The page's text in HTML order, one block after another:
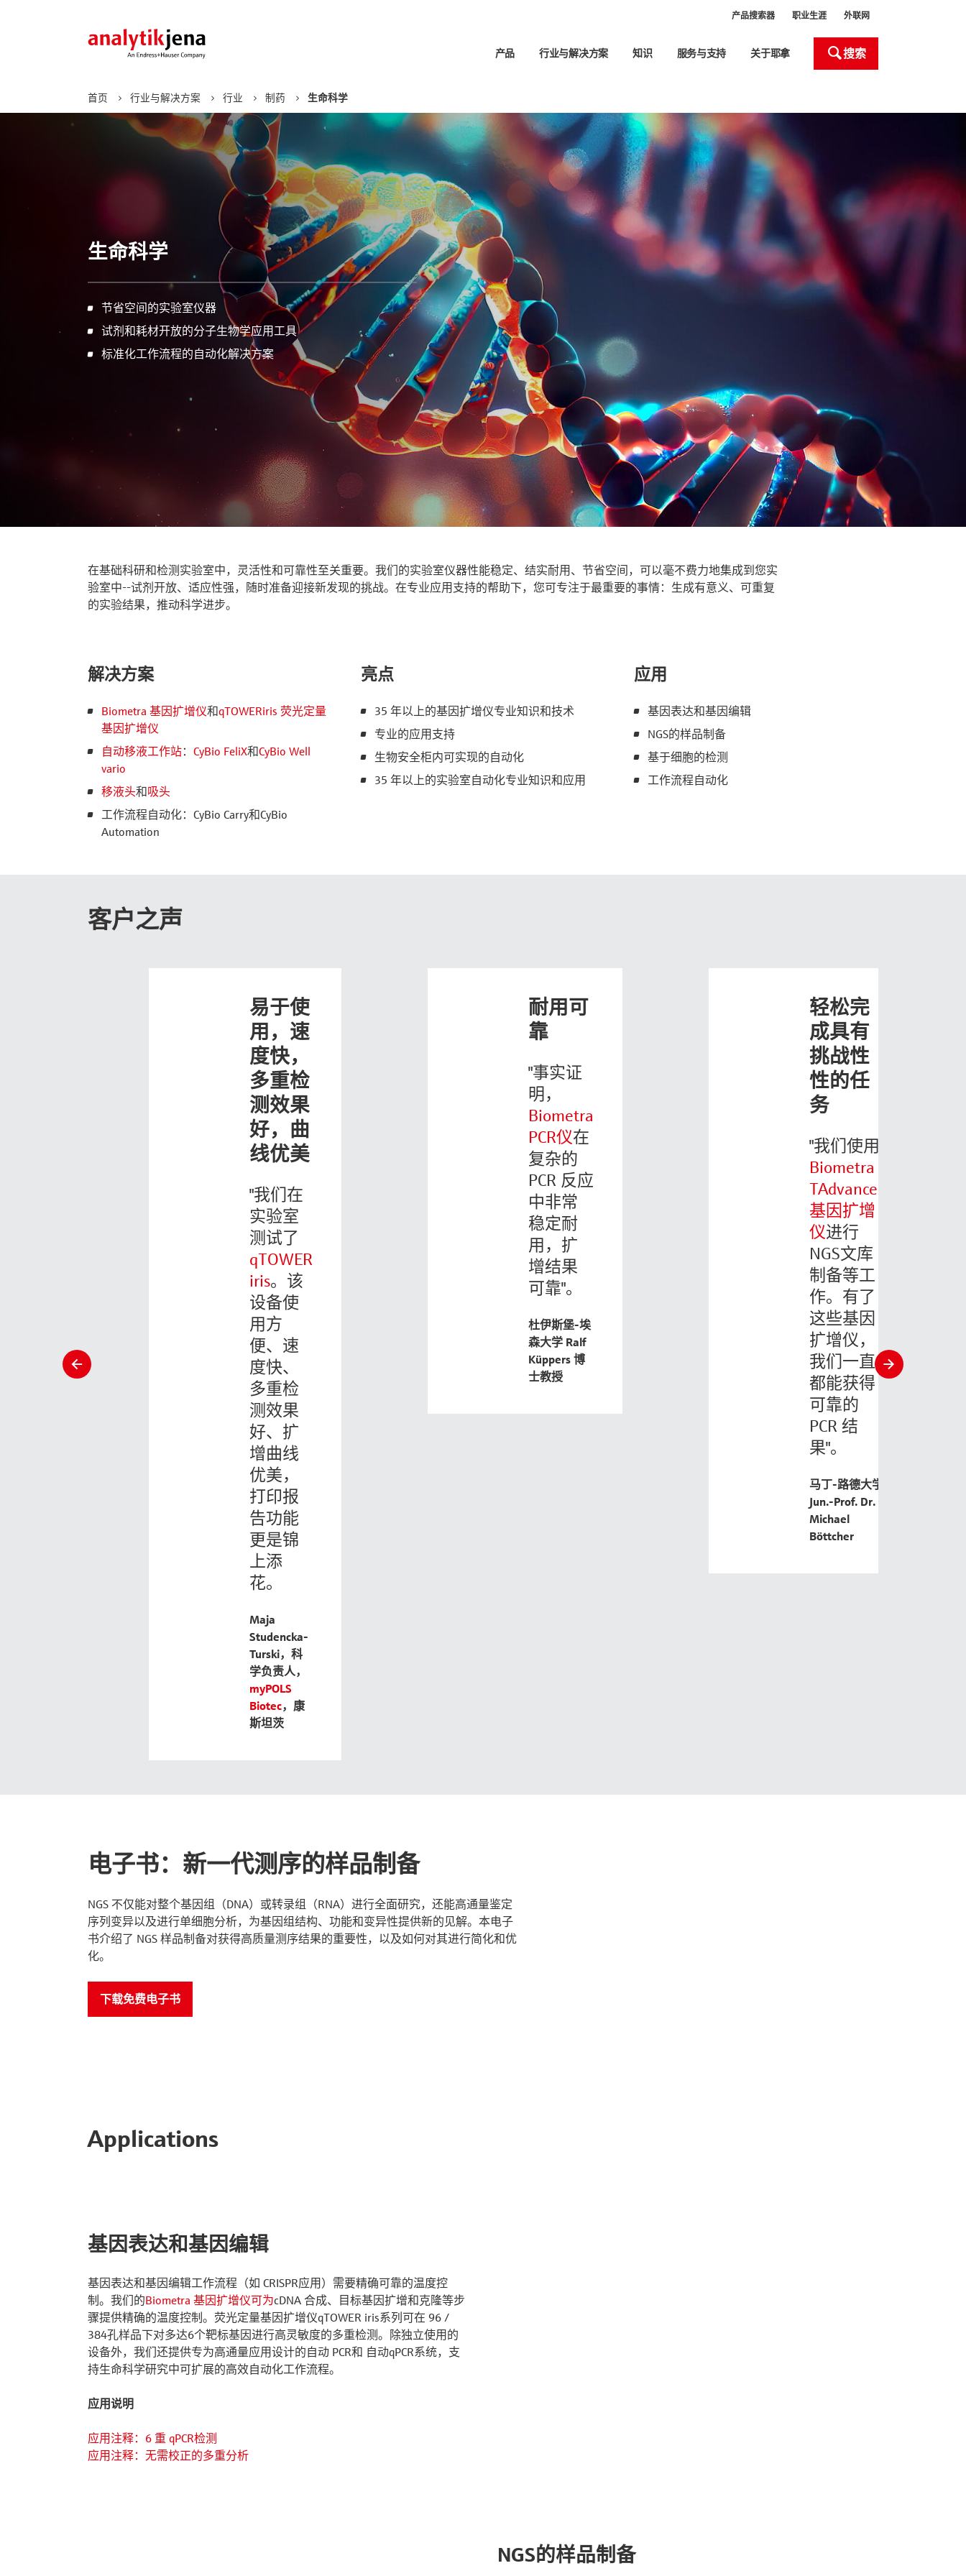
产品搜索器 职业生涯 外联网
搜索
产品
AAS
ICP-MS
分子光谱
TOC/TNb-HTCO
样品引入
分离和提取
样品制备
加热和混合
PCR 和 qPCR 热循环仪
热循环仪 (PCR)
实时热循环仪 (qPCR)
液体处理和自动化
实验室设备
实验室器皿处理
自动化液体处理器 (ALH)
移液头
自动化液体处理工作站移液枪头
产品
行业与解决方案
地质、采矿和金属
物种分析
MALDI-TOF-MS
核酸提取
FeliX 应用概述
自动处理临床样本
CyBio FeliX SELECT Head移液头
应用聚焦
NGS 样品制备
锂离子电池的生命周期
化学品回收
磷分析
卤素测定
从矿石到金属
膜蛋白纯化和分析
产品搜索器
了解更多
知识
产品搜索器
了解更多
服务与支持
服务联系人
关于耶拿
新闻
图像和徽标
全球联系方式
职业生涯
了解更多
首页 行业与解决方案 行业 制药 生命科学
生命科学
节省空间的实验室仪器
试剂和耗材开放的分子生物学应用工具
标准化工作流程的自动化解决方案
在基础科研和检测实验室中，灵活性和可靠性至关重要。我们的实验室仪器性能稳定、结实耐用、节省空间，可以毫不费力地集成到您实
验室中--试剂开放、适应性强，随时准备迎接新发现的挑战。在专业应用支持的帮助下，您可专注于最重要的事情：生成有意义、可重复
的实验结果，推动科学进步。
解决方案
Biometra 基因扩增仪和qTOWERiris 荧光定量
基因扩增仪
自动移液工作站：CyBio FeliX和CyBio Well
vario
移液头和吸头
工作流程自动化：CyBio Carry和CyBio
Automation
亮点
35 年以上的基因扩增仪专业知识和技术
专业的应用支持
生物安全柜内可实现的自动化
35 年以上的实验室自动化专业知识和应用
应用
基因表达和基因编辑
NGS的样品制备
基于细胞的检测
工作流程自动化
客户之声
易于使
用，速
度快，
多重检
测效果
好，曲
线优美
"我们在
实验室
测试了
qTOWER
iris。该
设备使
用方
便、速
度快、
多重检
测效果
好、扩
增曲线
优美，
打印报
告功能
更是锦
上添
花。
Maja
Studencka-
Turski，科
学负责人，
myPOLS
Biotec，康
斯坦茨
耐用可
靠
"事实证
明，
Biometra
PCR仪在
复杂的
PCR 反应
中非常
稳定耐
用，扩
增结果
可靠"。
杜伊斯堡-埃
森大学 Ralf
Küppers 博
士教授
轻松完
成具有
挑战性
性的任
务
"我们使用
Biometra
TAdvanced
基因扩增
仪进行
NGS文库
制备等工
作。有了
这些基因
扩增仪，
我们一直
都能获得
可靠的
PCR 结
果"。
马丁-路德大学
Jun.-Prof. Dr.
Michael
Böttcher
slide
left
slide
right
电子书：新一代测序的样品制备
NGS 不仅能对整个基因组（DNA）或转录组（RNA）进行全面研究，还能高通量鉴定
序列变异以及进行单细胞分析，为基因组结构、功能和变异性提供新的见解。本电子
书介绍了 NGS 样品制备对获得高质量测序结果的重要性，以及如何对其进行简化和优
化。
下载免费电子书
Applications
基因表达和基因编辑
基因表达和基因编辑工作流程（如 CRISPR应用）需要精确可靠的温度控
制。我们的Biometra 基因扩增仪可为cDNA 合成、目标基因扩增和克隆等步
骤提供精确的温度控制。荧光定量基因扩增仪qTOWER iris系列可在 96 /
384孔样品下对多达6个靶标基因进行高灵敏度的多重检测。除独立使用的
设备外，我们还提供专为高通量应用设计的自动 PCR和 自动qPCR系统，支
持生命科学研究中可扩展的高效自动化工作流程。
应用说明
应用注释：6 重 qPCR检测
应用注释：无需校正的多重分析
NGS的样品制备